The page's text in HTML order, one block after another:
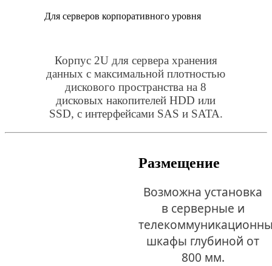
Negorack
Для серверов корпоративного уровня
Корпус 2U для сервера хранения
данных с максимальной плотностью
дискового пространства на 8
дисковых накопителей HDD или
SSD, с интерфейсами SAS и SATA.
Размещение
Возможна установка
в серверные и
шкафы глубиной от
800 мм.